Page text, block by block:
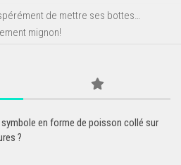
de mettre ses bottes…
mignon!
en forme de poisson collé sur
?